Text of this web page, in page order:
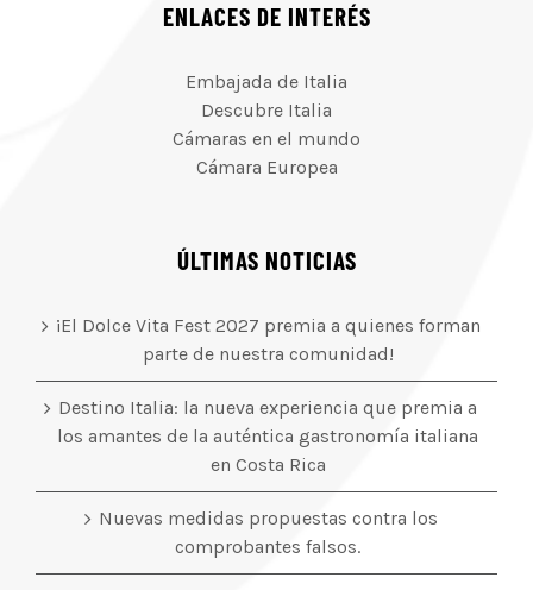
ENLACES DE INTERÉS
Embajada de Italia
Descubre Italia
Cámaras en el mundo
Cámara Europea
ÚLTIMAS NOTICIAS
¡El Dolce Vita Fest 2027 premia a quienes forman
parte de nuestra comunidad!
Destino Italia: la nueva experiencia que premia a
los amantes de la auténtica gastronomía italiana
en Costa Rica
Nuevas medidas propuestas contra los
comprobantes falsos.